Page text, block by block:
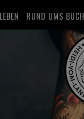
RUND UMS BUCH